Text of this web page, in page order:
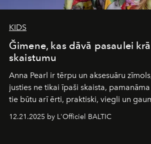
KIDS
Ğimene, kas dāvā pasaulei
skaistumu
Anna Pearl ir tērpu un aksesuāru
justies ne tikai īpaši skaista,
tie būtu arī ērti, praktiski, viegli un
gan savā starpā, gan varētu pavadīt
piedzīvojumos.
12.21.2025 by L'Officiel BALTIC